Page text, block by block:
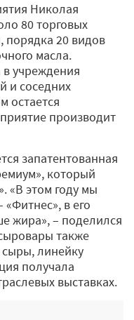
Николая
80 торговых
20 видов
масла.
учреждения
и соседних
остается
производит
запатентованная
который
«В этом году мы
в его
жира», – поделился
также
линейку
получала
выставках.